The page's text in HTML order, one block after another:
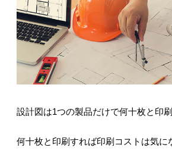
設計図は1つの製品だけで何十枚と印
何十枚と印刷すれば印刷コストは気に